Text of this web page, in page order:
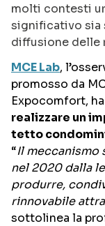
molti contesti
significativo sia
diffusione delle
MCE Lab,
promosso da
Expocomfort,
realizzare un
tetto
“Il meccanismo
nel 2020 dalla
produrre,
rinnovabile
sottolinea la